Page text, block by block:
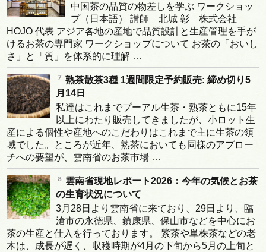
中国茶の品質の物差しを学ぶ ワークショッ
プ（日本語） 講師 北城 彰 株式会社
HOJO 代表 アジア各地の産地で品質設計と生産管理を手が
けるお茶の専門家 ワークショップについて お茶の「おいし
さ」と「質」を体系的に理解 …
熟茶散茶3種 1週間限定予約販売: 締め切り5
月14日
私達はこれまでプーアル生茶・熟茶ともに15年
以上にわたり販売してきましたが、小ロット生
産による個性や産地へのこだわりはこれまで主に生茶の領
域でした。ところが近年、熟茶においても同様のアプロー
チへの要望が、雲南省のお茶市場 …
雲南省現地レポート2026：今年の気候とお茶
の生育状況について
3月28日より雲南省に来ており、29日より、臨
滄市の永德県、鎮康県、保山市などを中心にお
茶の生産と仕入を行っております。 紫茶や単株茶などの老
木は、成長が遅く、収穫時期が4月の下旬から5月の上旬と